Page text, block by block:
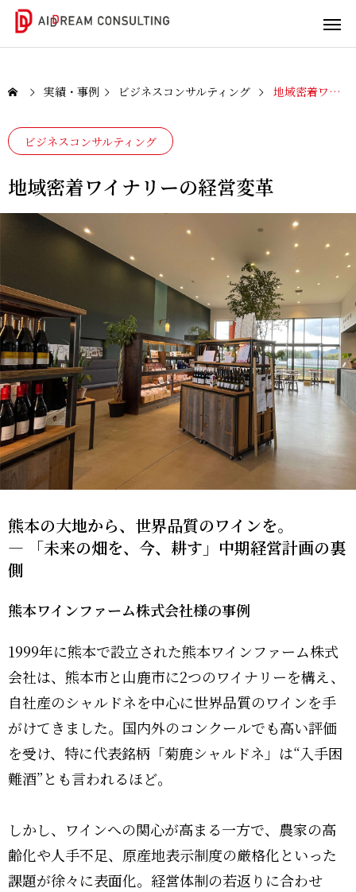
企業の
課題を
成長機
SERV
ICE
DX/IT
コンサ
ルティ
DX/IT
一緒
に解
決し
ませ
ん
か？
戦
シス
テム
構想
（シ
ステ
入支
援）
業務
改
管理
構築
スコン
サルテ
ィング
実践
型支
援で
未来
を変
えま
せん
か？
経営
略・
計画
策定
支援
新規
事業
支援
社内
人材
の潜
在能
力引
き出
しま
せん
か？
社内
修・
セミ
ナー
スタ
ディ
研修
生成
AIを
事業
開発
研修
実績・事例 ビジネスコンサルティング 地域密着ワイナリーの経営変革
ビジネスコンサルティング
地域密着ワイナリーの経営変革
熊本の大地から、世界品質のワインを。
― 「未来の畑を、今、耕す」中期経営計画の裏
側
熊本ワインファーム株式会社様の事例
1999年に熊本で設立された熊本ワインファーム株式
会社は、熊本市と山鹿市に2つのワイナリーを構え、
自社産のシャルドネを中心に世界品質のワインを手
がけてきました。国内外のコンクールでも高い評価
を受け、特に代表銘柄「菊鹿シャルドネ」は“入手困
難酒”とも言われるほど。
しかし、ワインへの関心が高まる一方で、農家の高
齢化や人手不足、原産地表示制度の厳格化といった
課題が徐々に表面化。経営体制の若返りに合わせ